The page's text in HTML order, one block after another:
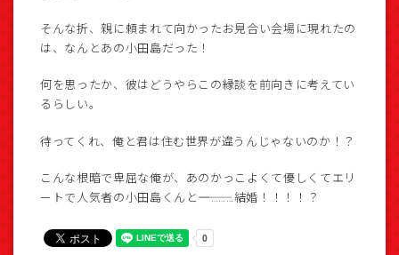
そんな折、親に頼まれて向かったお見合い会場に現れたの
は、なんとあの小田島だった！
何を思ったか、彼はどうやらこの縁談を前向きに考えてい
るらしい。
待ってくれ、俺と君は住む世界が違うんじゃないのか！？
こんな根暗で卑屈な俺が、あのかっこよくて優しくてエリ
ートで人気者の小田島くんと――――………結婚！！！！？